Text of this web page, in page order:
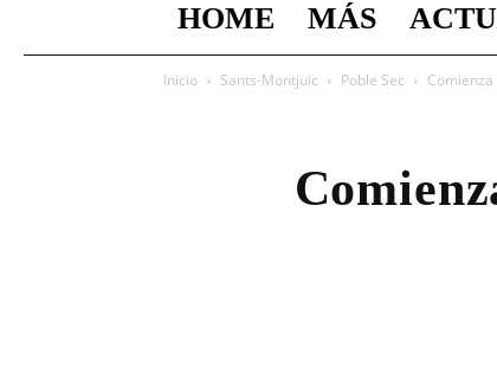
HOME MÁS
Inicio Sants-Montjuïc Poble Sec